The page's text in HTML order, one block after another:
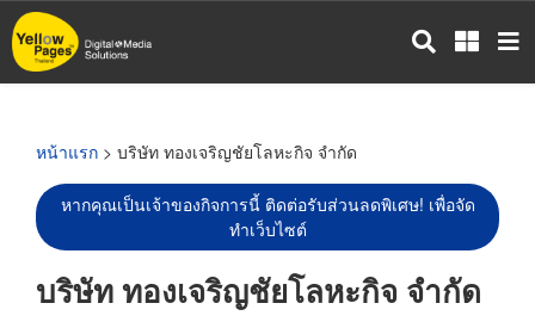
ข้าม
ไป
หน้าแรก > บริษัท ทองเจริญชัยโลหะกิจ จำกัด
หากคุณเป็นเจ้าของกิจการนี้ ติดต่อรับส่วนลดพิเศษ! เพื่อจัด
ทำเว็บไซต์
บริษัท ทองเจริญชัยโลหะกิจ จำกัด